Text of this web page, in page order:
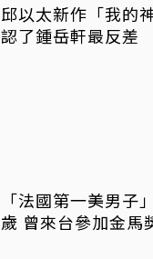
邱以太新作「我的
認了鍾岳軒最反差
「法國第一美男子
歲 曾來台參加金馬